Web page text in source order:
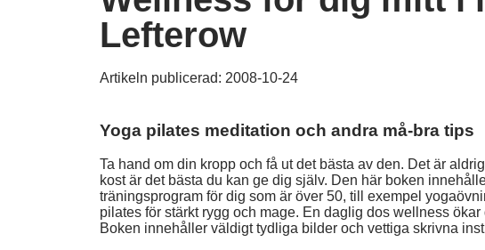
Lefterow
Artikeln publicerad: 2008-10-24
Yoga pilates meditation och andra må-bra tips
Ta hand om din kropp och få ut det bästa av den. Det är
kost är det bästa du kan ge dig själv. Den här boken
träningsprogram för dig som är över 50, till exempel
pilates för stärkt rygg och mage. En daglig dos wellness
Boken innehåller väldigt tydliga bilder och vettiga skrivna